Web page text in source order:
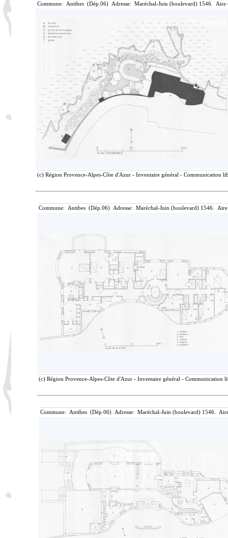
Commune: Antibes (Dép.06) Adresse: Maréchal-Juin (boulevard) 1546. Aire
(c) Région Provence-Alpes-Côte d'Azur - Inventaire général - Communication
Commune: Antibes (Dép.06) Adresse: Maréchal-Juin (boulevard) 1546.
(c) Région Provence-Alpes-Côte d'Azur - Inventaire général - Communication
Commune: Antibes (Dép.06) Adresse: Maréchal-Juin (boulevard) 1546.